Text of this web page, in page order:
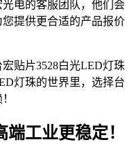
电的客服团队，他们会
提供更合适的产品报价
贴片3528白光LED灯珠
灯珠的世界里，选择台
工业更稳定！